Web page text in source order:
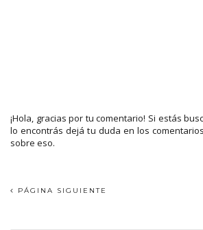
¡Hola, gracias por tu comentario! Si estás
lo encontrás dejá tu duda en los
sobre eso.
PÁGINA SIGUIENTE